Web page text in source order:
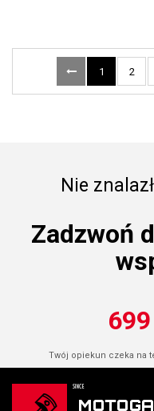
1 2
Nie
Zadzwoń
Twój opiekun czeka na